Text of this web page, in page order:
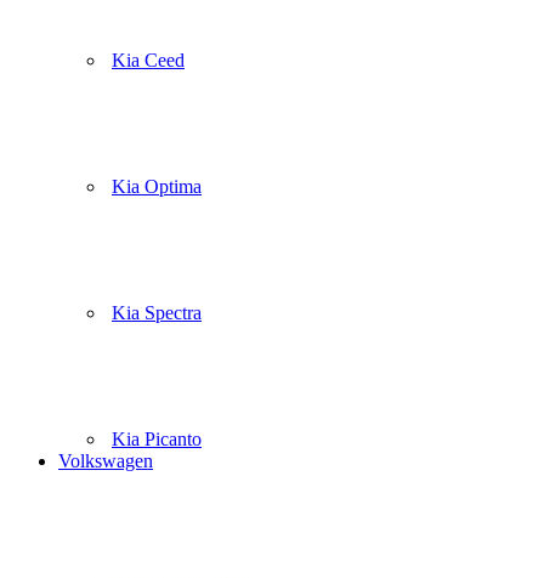
Kia Ceed
Kia Optima
Kia Spectra
Kia Picanto
Volkswagen